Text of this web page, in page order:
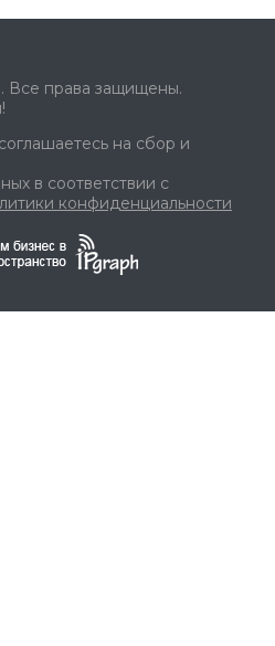
Все права защищены.
на сбор и
в соответствии с
конфиденциальности